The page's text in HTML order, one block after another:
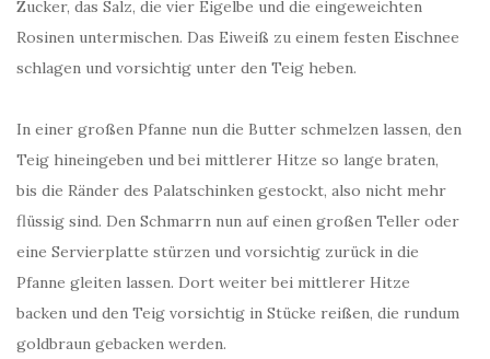
Zucker, das Salz, die vier Eigelbe und die eingeweichten
Rosinen untermischen. Das Eiweiß zu einem festen Eischnee
schlagen und vorsichtig unter den Teig heben.
In einer großen Pfanne nun die Butter schmelzen lassen, den
Teig hineingeben und bei mittlerer Hitze so lange braten,
bis die Ränder des Palatschinken gestockt, also nicht mehr
flüssig sind. Den Schmarrn nun auf einen großen Teller oder
eine Servierplatte stürzen und vorsichtig zurück in die
Pfanne gleiten lassen. Dort weiter bei mittlerer Hitze
backen und den Teig vorsichtig in Stücke reißen, die rundum
goldbraun gebacken werden.